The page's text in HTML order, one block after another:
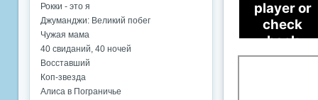
Рокки - это я
Джуманджи: Великий побег
Чужая мама
40 свиданий, 40 ночей
Восставший
Коп-звезда
Алиса в Пограничье